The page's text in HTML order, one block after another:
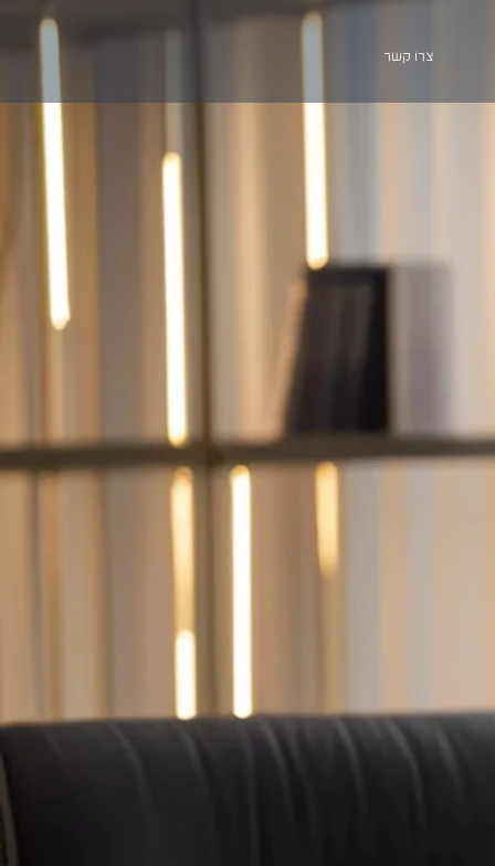
צרו קשר